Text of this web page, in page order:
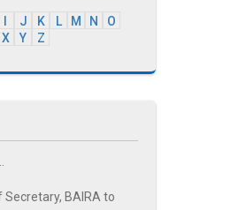
J K L M N
O
X Y Z
BAIRA to